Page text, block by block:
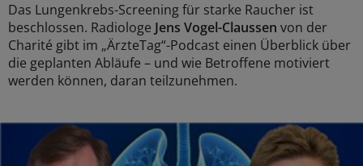
Das Lungenkrebs-Screening für starke Raucher ist
beschlossen. Radiologe Jens Vogel-Claussen von der
Charité gibt im „ÄrzteTag“-Podcast einen Überblick über
die geplanten Abläufe – und wie Betroffene motiviert
werden können, daran teilzunehmen.